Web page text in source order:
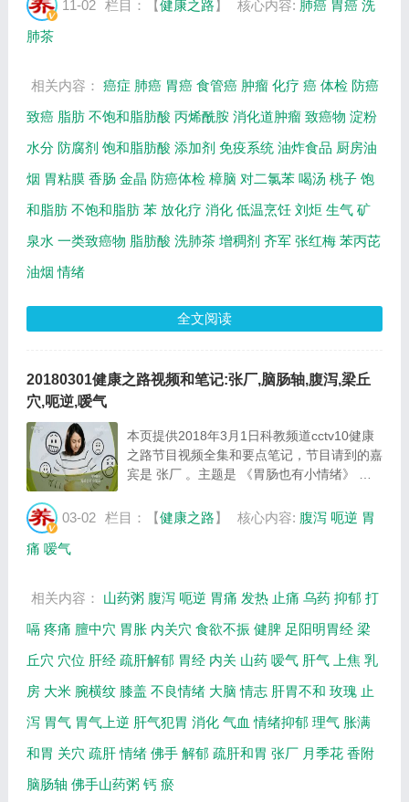
11-02 栏目：【健康之路 】 核心内容: 肺癌 胃癌 洗
肺茶
相关内容： 癌症 肺癌 胃癌 食管癌 肿瘤 化疗 癌 体检 防癌
致癌 脂肪 不饱和脂肪酸 丙烯酰胺 消化道肿瘤 致癌物 淀粉
水分 防腐剂 饱和脂肪酸 添加剂 免疫系统 油炸食品 厨房油
烟 胃粘膜 香肠 金晶 防癌体检 樟脑 对二氯苯 喝汤 桃子 饱
和脂肪 不饱和脂肪 苯 放化疗 消化 低温烹饪 刘炬 生气 矿
泉水 一类致癌物 脂肪酸 洗肺茶 增稠剂 齐军 张红梅 苯丙芘
油烟 情绪
全文阅读
20180301健康之路视频和笔记:张厂,脑肠轴,腹泻,梁丘
穴,呃逆,嗳气
本页提供2018年3月1日科教频道cctv10健康
之路节目视频全集和要点笔记，节目请到的嘉
宾是 张厂 。主题是 《胃肠也有小情绪》 。
缓解情绪型腹泻，佛手山药粥的制作方法等相
03-02 栏目：【健康之路】 核心内容: 腹泻 呃逆 胃
痛 嗳气
相关内容： 山药粥 腹泻 呃逆 胃痛 发热 止痛 乌药 抑郁 打
嗝 疼痛 膻中穴 胃胀 内关穴 食欲不振 健脾 足阳明胃经 梁
丘穴 穴位 肝经 疏肝解郁 胃经 内关 山药 嗳气 肝气 上焦 乳
房 大米 腕横纹 膝盖 不良情绪 大脑 情志 肝胃不和 玫瑰 止
泻 胃气 胃气上逆 肝气犯胃 消化 气血 情绪抑郁 理气 胀满
和胃 关穴 疏肝 情绪 佛手 解郁 疏肝和胃 张厂 月季花 香附
脑肠轴 佛手山药粥 钙 瘀